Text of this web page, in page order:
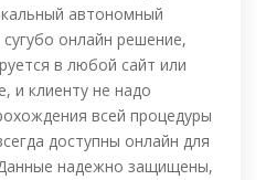
автономный
онлайн решение,
в любой сайт или
и клиенту не надо
всей процедуры
доступны онлайн для
надежно защищены,